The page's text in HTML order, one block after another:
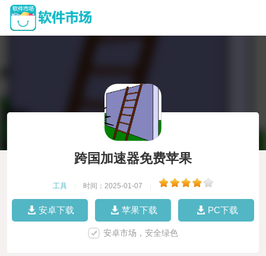
跨国加速器免费苹果
工具 时间：2025-01-07
安卓下载 苹果下载 PC下载
安卓市场，安全绿色